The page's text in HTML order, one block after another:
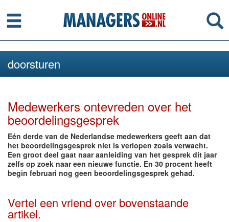
Menu
doorsturen
Medewerkers ontevreden over het
beoordelingsgesprek
Eén derde van de Nederlandse medewerkers geeft aan dat
het beoordelingsgesprek niet is verlopen zoals verwacht.
Een groot deel gaat naar aanleiding van het gesprek dit jaar
zelfs op zoek naar een nieuwe functie. En 30 procent heeft
begin februari nog geen beoordelingsgesprek gehad.
Vertel een vriend over bovenstaande
artikel.